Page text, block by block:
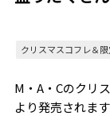
クリスマスコフレ＆
M・A・Cのクリ
より発売されま